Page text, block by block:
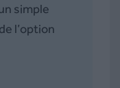
simple
l’option